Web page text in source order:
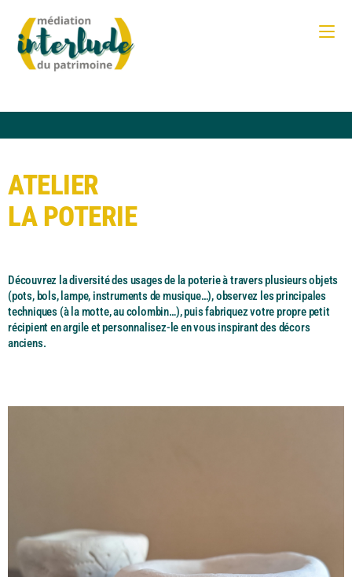
ATELIER
LA POTERIE
Découvrez la diversité des usages de la poterie à travers plusieurs objets
(pots, bols, lampe, instruments de musique…), observez les principales
techniques (à la motte, au colombin…), puis fabriquez votre propre petit
récipient en argile et personnalisez-le en vous inspirant des décors
anciens.